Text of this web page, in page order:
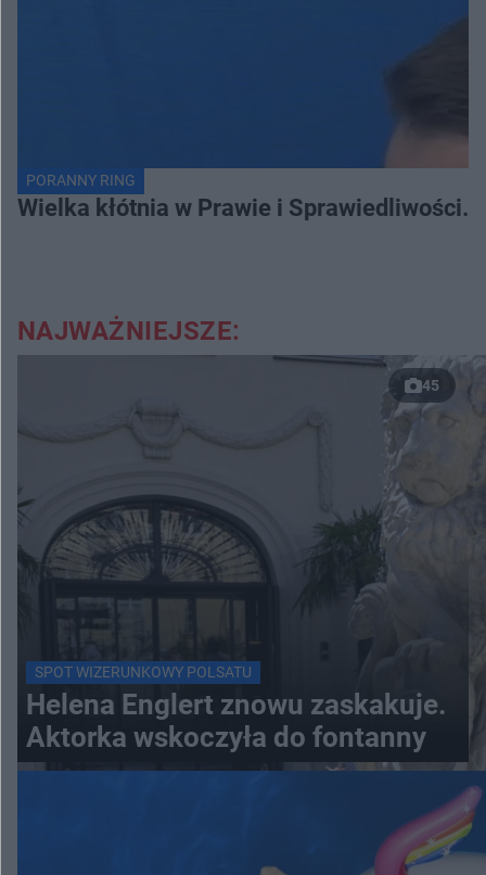
PORANNY RING
Wielka kłótnia w Prawie i Sprawiedliwości.
NAJWAŻNIEJSZE:
45
SPOT WIZERUNKOWY POLSATU
Helena Englert znowu zaskakuje.
Aktorka wskoczyła do fontanny